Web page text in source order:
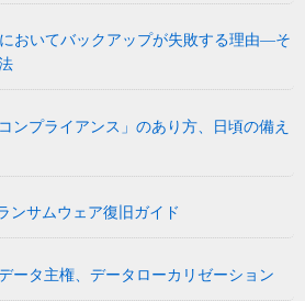
おいてバックアップが失敗する理由―そ
ンプライアンス」のあり方、日頃の備え
ンサムウェア復旧ガイド
ータ主権、データローカリゼーション